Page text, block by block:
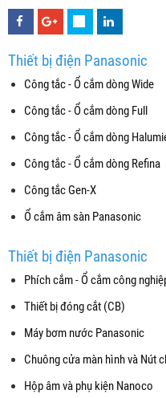
Thiết bị điện Panasonic
Công tắc - Ổ cắm dòng Wide
Công tắc - Ổ cắm dòng Full
Công tắc - Ổ cắm dòng
Công tắc - Ổ cắm dòng Refina
Công tắc Gen-X
Ổ cắm âm sàn Panasonic
Thiết bị điện Panasonic
Phích cắm - Ổ cắm công
Thiết bị đóng cắt (CB)
Máy bơm nước Panasonic
Chuông cửa màn hình và Nút
Hộp âm và phụ kiện Nanoco